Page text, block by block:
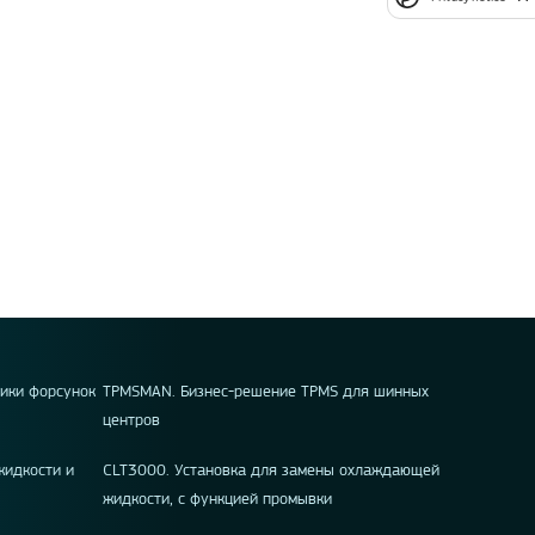
форсунок TPMSMAN. Бизнес-решение TPMS для шинных
центров
и
CLT3000. Установка для замены охлаждающей
жидкости, с функцией промывки